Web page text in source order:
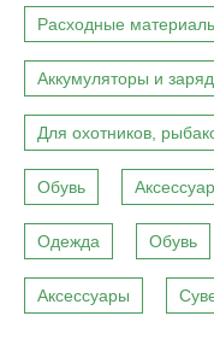
Расходные
Аккумуляторы и
Для охотников,
Обувь
Одежда Обувь
Аксессуары